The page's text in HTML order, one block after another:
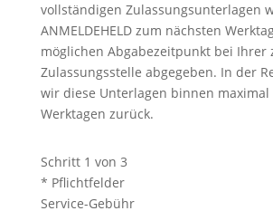
vollständigen Zulassungs­unterlagen
ANMELDEHELD zum nächsten
möglichen Abgabe­zeitpunkt bei Ihrer
Zulassungs­stelle abgegeben. In der
wir diese Unterlagen binnen maximal
Werktagen zurück.
Schritt 1 von 3
* Pflichtfelder
Service-Gebühr